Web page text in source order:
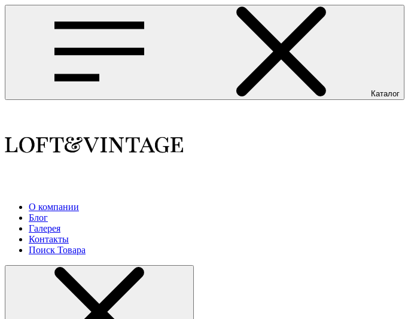
Каталог
О компании
Блог
Галерея
Контакты
Поиск Товара